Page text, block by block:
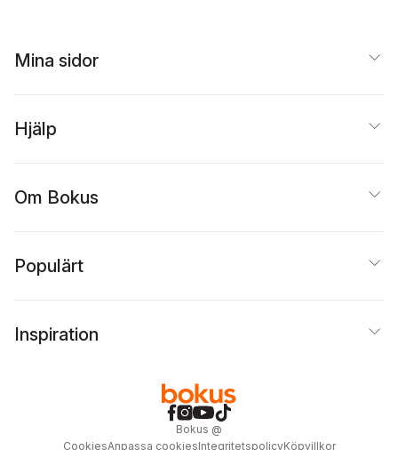
Mina sidor
Hjälp
Om Bokus
Populärt
Inspiration
Bokus @
CookiesAnpassa cookiesIntegritetspolicyKöpvillkor